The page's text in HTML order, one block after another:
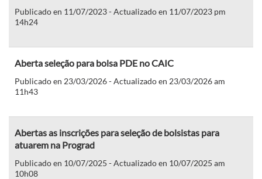
Publicado en 11/07/2023 - Actualizado en 11/07/2023 pm
14h24
Aberta seleção para bolsa PDE no CAIC
Publicado en 23/03/2026 - Actualizado en 23/03/2026 am
11h43
Abertas as inscrições para seleção de bolsistas para
atuarem na Prograd
Publicado en 10/07/2025 - Actualizado en 10/07/2025 am
10h08